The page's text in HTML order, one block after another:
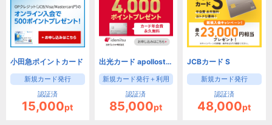
小田急ポイントカード
新規カード発行
認証済
15,000pt
出光カード apollostation card（旧まいどプラスカード）
新規カード発行＋利用
認証済
85,000pt
JCBカード S
新規カード発行
認証済
48,000pt